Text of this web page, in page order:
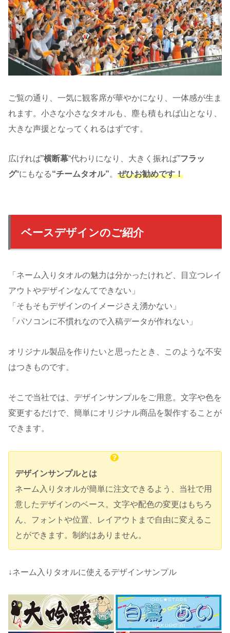
ご覧の通り、一気に観客席が華やかになり、一体感が生ま
れます。小さな小さなタオルも、塵も積もれば山となり、
大きな声援となってくれるはずです。
広げれば”横断幕“代わりになり、大きく振れば”フラッ
グ“にもなる“チームタオル”。 ぜひお勧めです！
ベースデザインのご紹介
「ネーム入りタオルの魅力は分かったけれど、目立つレイ
アウトやデザインなんてできない」
「そもそもデザインのイメージさえ湧かない」
「パソコンに不慣れなので入稿データが作れない」
オリジナル製品を作りたいと思ったとき、このような不安
はつきものです。
そこで当社では、デザインサンプルをご用意。文字や色を
変更するだけで、簡単にオリジナル商品を製作することが
できます。
デザインサンプルとは
ネーム入りタオルが簡単に注文できるよう、当社で用
意したデザインのベース。文字や配色の変更はもちろ
ん、フォントや位置、レイアウトまで自由に変えるこ
とができます。制約はありません。
↓ネーム入りタオルに使えるデザインサンプル